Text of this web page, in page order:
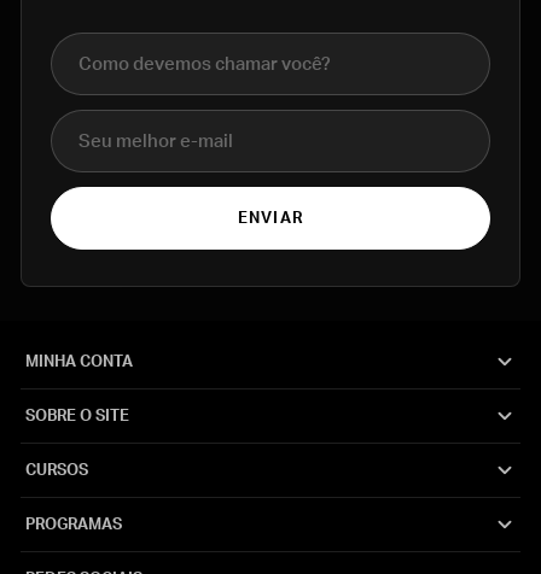
Nome completo
E-mail
ENVIAR
MINHA CONTA
SOBRE O SITE
CURSOS
PROGRAMAS